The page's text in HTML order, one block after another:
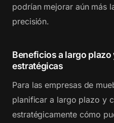
podrían mejorar aún más
precisión.
Beneficios a largo
estratégicas
Para las empresas de
planificar a largo plazo y
estratégicamente cómo